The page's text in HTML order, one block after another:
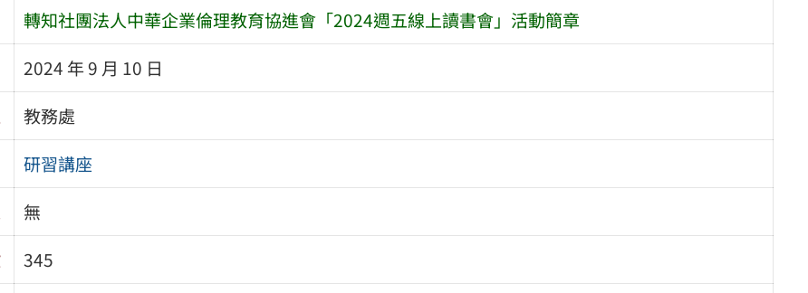
轉知社團法人中華企業倫理教育協進會「2024週五線上讀書會」活動簡章
2024 年 9 月 10 日
教務處
研習講座
無
345